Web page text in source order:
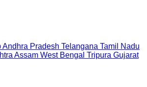
Andhra Pradesh Telangana Tamil Nadu
Assam West Bengal Tripura Gujarat